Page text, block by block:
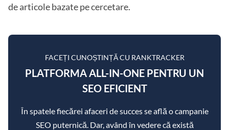
de articole bazate pe cercetare.
FACEȚI CUNOȘTINȚĂ CU RANKTRACKER
PLATFORMA ALL-IN-ONE PENTRU UN
SEO EFICIENT
În spatele fiecărei afaceri de succes se află o campanie
SEO puternică. Dar, având în vedere că există